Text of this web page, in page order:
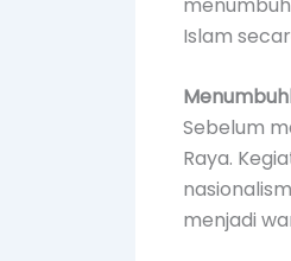
Islam
Sebelum
Raya.
menjadi